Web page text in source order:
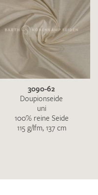
3090-62
Doupionseide
uni
100% reine Seide
115 g/lfm, 137 cm